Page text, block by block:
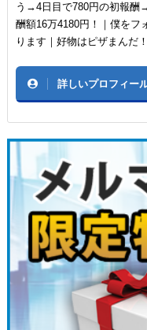
う→4日目で780円の初報酬
酬額16万4180円！｜僕をフ
ります｜好物はピザまんだ！
詳しいプロフィー